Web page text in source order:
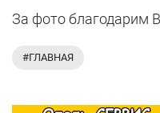
За фото благодарим
#ГЛАВНАЯ